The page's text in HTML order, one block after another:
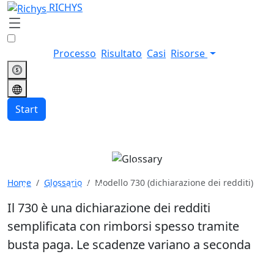
RICHYS
Processo Risultato Casi Risorse
Start
Modello 730 (dichiarazione
dei redditi)
Home Glossario Modello 730 (dichiarazione dei redditi)
Il 730 è una dichiarazione dei redditi
semplificata con rimborsi spesso tramite
busta paga. Le scadenze variano a seconda